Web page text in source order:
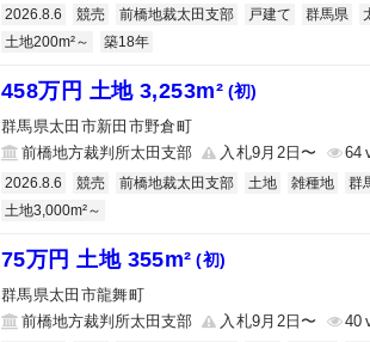
2026.8.6 競売 前橋地裁太田支部 戸建て 群馬県
土地200m²～
築18年
458万円 土地 3,253m² (初)
群馬県太田市新田市野倉町
前橋地方裁判所太田支部
入札9月2日〜 64
2026.8.6 競売 前橋地裁太田支部 土地 雑種地 群
土地3,000m²～
75万円 土地 355m² (初)
群馬県太田市龍舞町
前橋地方裁判所太田支部
入札9月2日〜 40